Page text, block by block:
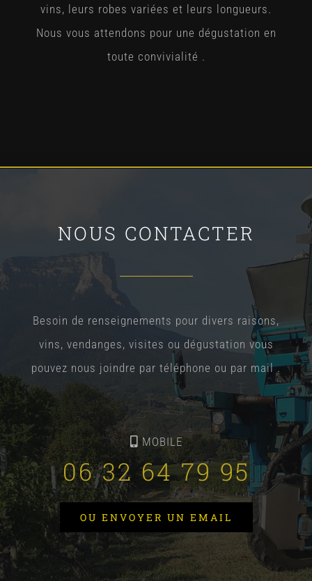
vins, leurs robes variées et leurs longueurs.
Nous vous attendons pour une dégustation en
toute convivialité .
NOUS CONTACTER
Besoin de renseignements pour divers raisons,
vins, vendanges, visites ou dégustation vous
pouvez nous joindre par téléphone ou par mail .
MOBILE
06 32 64 79 95
OU ENVOYER UN EMAIL